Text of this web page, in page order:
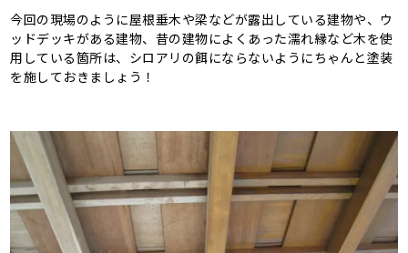
今回の現場のように屋根垂木や梁などが露出している建物や、ウ
ッドデッキがある建物、昔の建物によくあった濡れ縁など木を使
用している箇所は、シロアリの餌にならないようにちゃんと塗装
を施しておきましょう！